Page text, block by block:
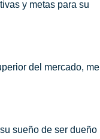
y metas para su
del mercado, me
sueño de ser dueño